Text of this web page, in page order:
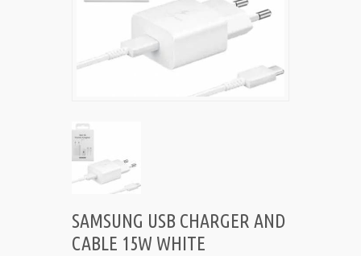
SAMSUNG USB CHARGER AND
CABLE 15W WHITE